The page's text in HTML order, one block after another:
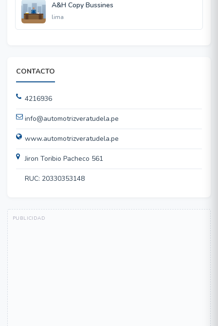
A&H Copy Bussines
lima
CONTACTO
4216936
info@automotrizveratudela.pe
www.automotrizveratudela.pe
Jiron Toribio Pacheco 561
RUC: 20330353148